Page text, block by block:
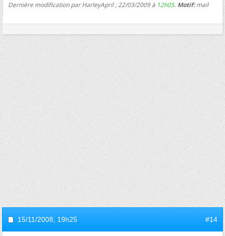
Dernière modification par HarleyApril ; 22/03/2009 à 12h05. Motif:mail
15/11/2008, 19h25 #14